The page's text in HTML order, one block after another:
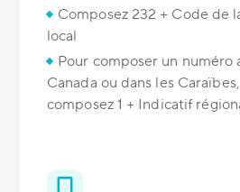
Composez 232 + Code de
local
Pour composer un numéro
Canada ou dans les Caraïbes,
composez 1 + Indicatif